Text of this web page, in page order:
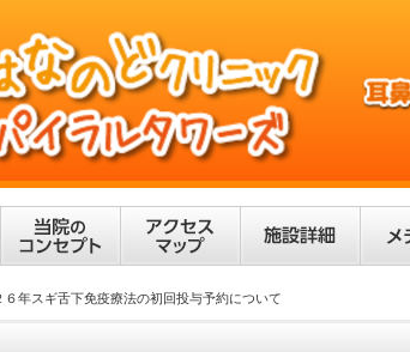
６年スギ舌下免疫療法の初回投与予約について